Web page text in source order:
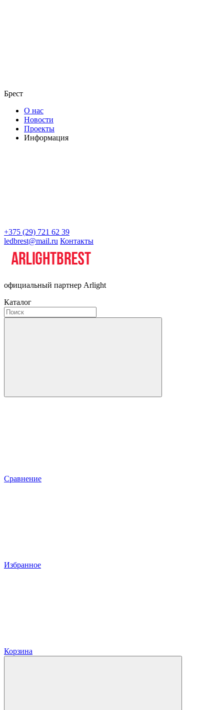
Брест
О нас
Новости
Проекты
Информация
+375 (29) 721 62 39
ledbrest@mail.ru Контакты
официальный партнер Arlight
Каталог
Сравнение
Избранное
Корзина